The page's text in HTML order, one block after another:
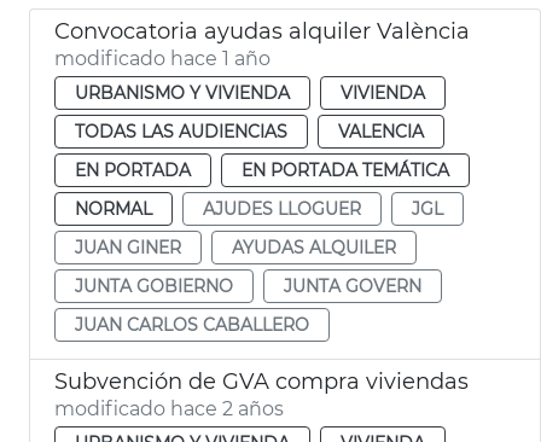
Convocatoria ayudas alquiler València
modificado hace 1 año
URBANISMO Y VIVIENDA
VIVIENDA
TODAS LAS AUDIENCIAS
VALENCIA
EN PORTADA
EN PORTADA TEMÁTICA
NORMAL
AJUDES LLOGUER
JGL
JUAN GINER
AYUDAS ALQUILER
JUNTA GOBIERNO
JUNTA GOVERN
JUAN CARLOS CABALLERO
Subvención de GVA compra viviendas
modificado hace 2 años